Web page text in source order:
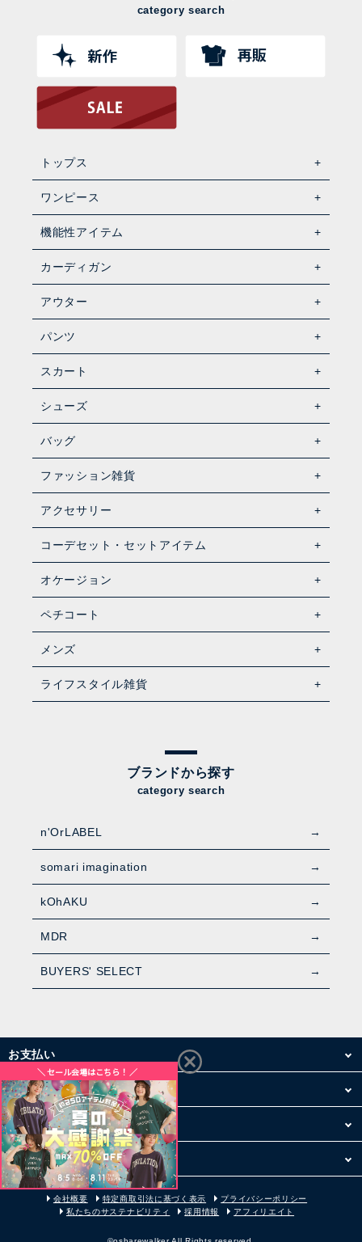
category search
トップス
ワンピース
機能性アイテム
カーディガン
アウター
パンツ
スカート
シューズ
バッグ
ファッション雑貨
アクセサリー
コーデセット・セットアイテム
オケージョン
ペチコート
メンズ
ライフスタイル雑貨
ブランドから探す
category search
n'OrLABEL
somari imagination
kOhAKU
MDR
BUYERS' SELECT
お支払い
配送・送料
お買い物について
その他
会社概要 特定商取引法に基づく表示
プライバシーポリシー
私たちのサステナビリティ
採用情報 アフィリエイト